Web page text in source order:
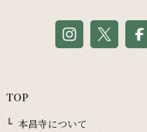
TOP
本昌寺について